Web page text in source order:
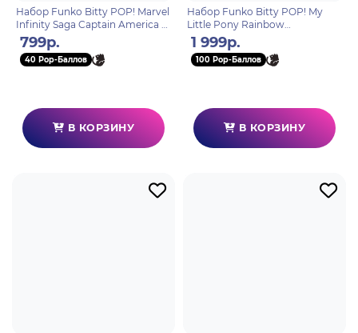
Набор Funko Bitty POP! Marvel
Infinity Saga Captain America &
Hulk 2шт 94214
799р.
40 Pop-Баллов
В КОРЗИНУ
Набор Funko Bitty POP! My
Little Pony Rainbow
Dash+Sweetie
Belle+Applejack+Spike w/Chase
4шт 92501
1 999р.
100 Pop-Баллов
В КОРЗИНУ